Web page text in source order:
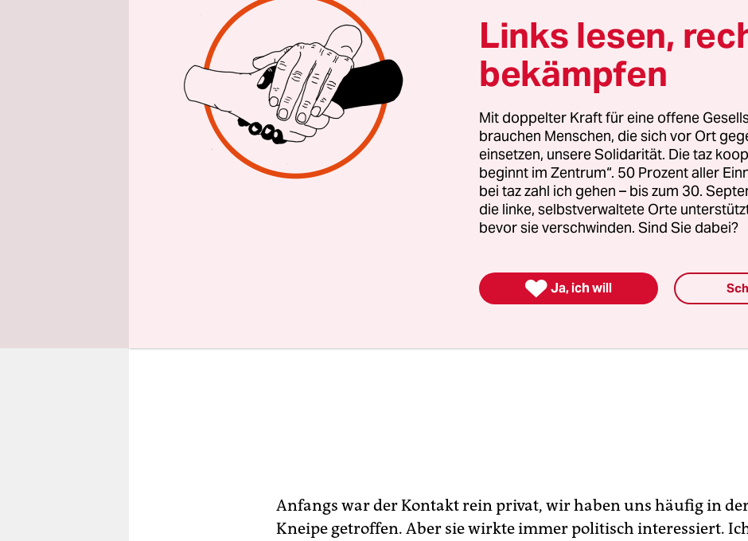
Er dachte, gut mit ihr befreundet gewesen zu sein – bis raus
dass sie ihn nur benutzt hat, um linke Strukturen
Hamburger Aktivist erzählt der taz, wie sich das anfühlt. Ein
Ich habe Maria B. nachts auf der Straße kennengelernt. Das war
wir standen beide vor einem Konzertclub und kamen ins
war neu in Hamburg und sie angeblich auch. Wir haben
getauscht und einen Monat später hat sie sich dann bei mir
Anfangs war der Kontakt rein privat, wir haben uns häufig in
Kneipe getroffen. Aber sie wirkte immer politisch interessiert.
Links lesen,
bekämpfen
Mit doppelter Kraft für eine offene
brauchen Menschen, die sich vor Ort
einsetzen, unsere Solidarität. Die taz
beginnt im Zentrum“. 50 Prozent aller
bei taz zahl ich gehen – bis zum 30.
die linke, selbstverwaltete Orte
bevor sie verschwinden. Sind Sie dabei?
 Ja, ich will